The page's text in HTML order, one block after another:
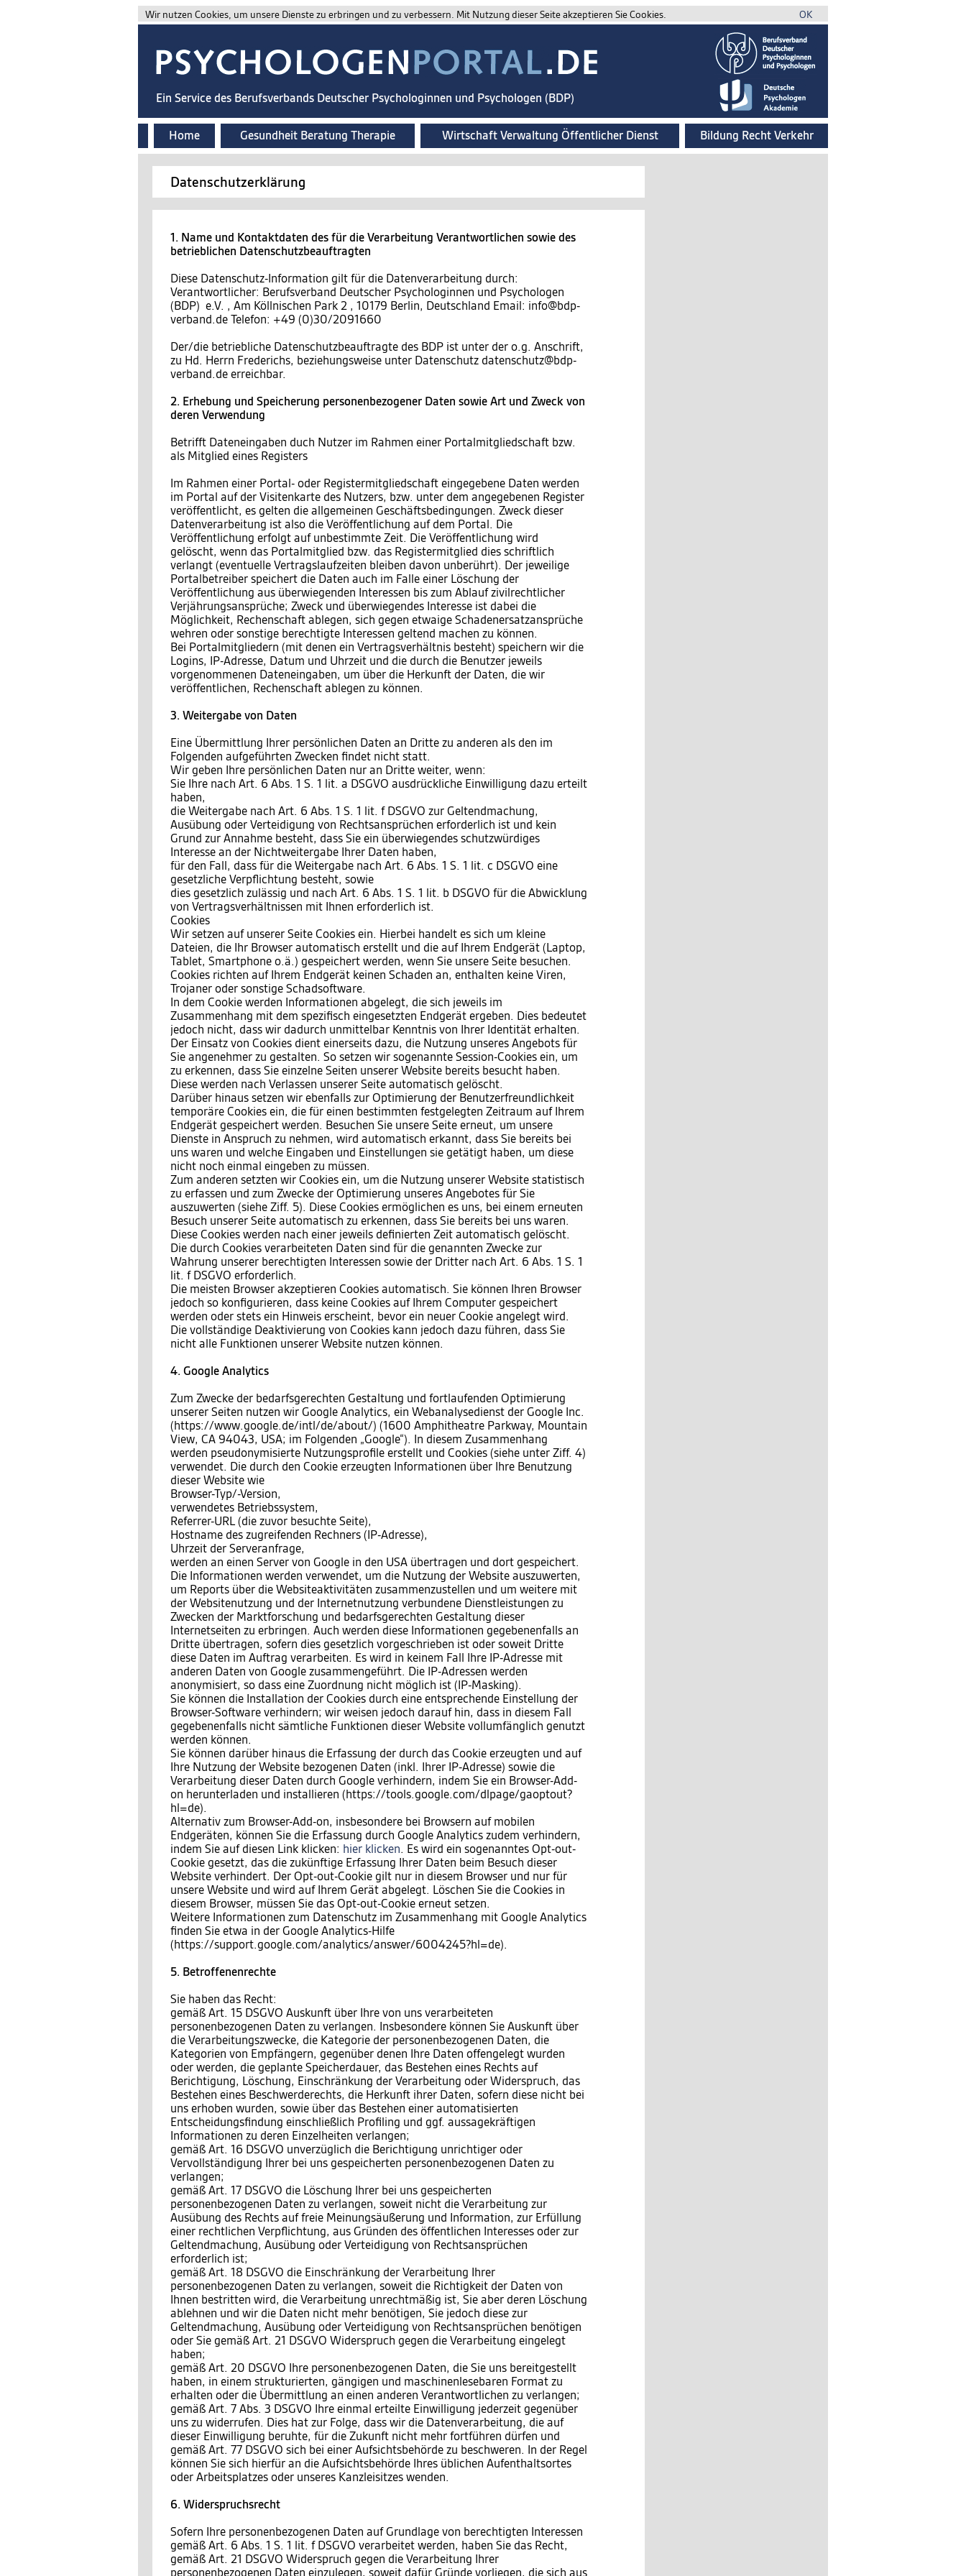
Wir nutzen Cookies, um unsere Dienste zu erbringen und zu verbessern. Mit Nutzung dieser Seite akzeptieren Sie Cookies. OK
Ein Service des Berufsverbands Deutscher Psychologinnen und Psychologen (BDP)
Home Gesundheit Beratung Therapie Wirtschaft Verwaltung Öffentlicher Dienst Bildung Recht Verkehr
Datenschutzerklärung
1. Name und Kontaktdaten des für die Verarbeitung Verantwortlichen sowie des
betrieblichen Datenschutzbeauftragten
Diese Datenschutz-Information gilt für die Datenverarbeitung durch:
Verantwortlicher: Berufsverband Deutscher Psychologinnen und Psychologen
(BDP) e.V. , Am Köllnischen Park 2 , 10179 Berlin, Deutschland Email: info@bdp-
verband.de Telefon: +49 (0)30/2091660
Der/die betriebliche Datenschutzbeauftragte des BDP ist unter der o.g. Anschrift,
zu Hd. Herrn Frederichs, beziehungsweise unter Datenschutz datenschutz@bdp-
verband.de erreichbar.
2. Erhebung und Speicherung personenbezogener Daten sowie Art und Zweck von
deren Verwendung
Betrifft Dateneingaben duch Nutzer im Rahmen einer Portalmitgliedschaft bzw.
als Mitglied eines Registers
Im Rahmen einer Portal- oder Registermitgliedschaft eingegebene Daten werden
im Portal auf der Visitenkarte des Nutzers, bzw. unter dem angegebenen Register
veröffentlicht, es gelten die allgemeinen Geschäftsbedingungen. Zweck dieser
Datenverarbeitung ist also die Veröffentlichung auf dem Portal. Die
Veröffentlichung erfolgt auf unbestimmte Zeit. Die Veröffentlichung wird
gelöscht, wenn das Portalmitglied bzw. das Registermitglied dies schriftlich
verlangt (eventuelle Vertragslaufzeiten bleiben davon unberührt). Der jeweilige
Portalbetreiber speichert die Daten auch im Falle einer Löschung der
Veröffentlichung aus überwiegenden Interessen bis zum Ablauf zivilrechtlicher
Verjährungsansprüche; Zweck und überwiegendes Interesse ist dabei die
Möglichkeit, Rechenschaft ablegen, sich gegen etwaige Schadenersatzansprüche
wehren oder sonstige berechtigte Interessen geltend machen zu können.
Bei Portalmitgliedern (mit denen ein Vertragsverhältnis besteht) speichern wir die
Logins, IP-Adresse, Datum und Uhrzeit und die durch die Benutzer jeweils
vorgenommenen Dateneingaben, um über die Herkunft der Daten, die wir
veröffentlichen, Rechenschaft ablegen zu können.
3. Weitergabe von Daten
Eine Übermittlung Ihrer persönlichen Daten an Dritte zu anderen als den im
Folgenden aufgeführten Zwecken findet nicht statt.
Wir geben Ihre persönlichen Daten nur an Dritte weiter, wenn:
Sie Ihre nach Art. 6 Abs. 1 S. 1 lit. a DSGVO ausdrückliche Einwilligung dazu erteilt
haben,
die Weitergabe nach Art. 6 Abs. 1 S. 1 lit. f DSGVO zur Geltendmachung,
Ausübung oder Verteidigung von Rechtsansprüchen erforderlich ist und kein
Grund zur Annahme besteht, dass Sie ein überwiegendes schutzwürdiges
Interesse an der Nichtweitergabe Ihrer Daten haben,
für den Fall, dass für die Weitergabe nach Art. 6 Abs. 1 S. 1 lit. c DSGVO eine
gesetzliche Verpflichtung besteht, sowie
dies gesetzlich zulässig und nach Art. 6 Abs. 1 S. 1 lit. b DSGVO für die Abwicklung
von Vertragsverhältnissen mit Ihnen erforderlich ist.
Cookies
Wir setzen auf unserer Seite Cookies ein. Hierbei handelt es sich um kleine
Dateien, die Ihr Browser automatisch erstellt und die auf Ihrem Endgerät (Laptop,
Tablet, Smartphone o.ä.) gespeichert werden, wenn Sie unsere Seite besuchen.
Cookies richten auf Ihrem Endgerät keinen Schaden an, enthalten keine Viren,
Trojaner oder sonstige Schadsoftware.
In dem Cookie werden Informationen abgelegt, die sich jeweils im
Zusammenhang mit dem spezifisch eingesetzten Endgerät ergeben. Dies bedeutet
jedoch nicht, dass wir dadurch unmittelbar Kenntnis von Ihrer Identität erhalten.
Der Einsatz von Cookies dient einerseits dazu, die Nutzung unseres Angebots für
Sie angenehmer zu gestalten. So setzen wir sogenannte Session-Cookies ein, um
zu erkennen, dass Sie einzelne Seiten unserer Website bereits besucht haben.
Diese werden nach Verlassen unserer Seite automatisch gelöscht.
Darüber hinaus setzen wir ebenfalls zur Optimierung der Benutzerfreundlichkeit
temporäre Cookies ein, die für einen bestimmten festgelegten Zeitraum auf Ihrem
Endgerät gespeichert werden. Besuchen Sie unsere Seite erneut, um unsere
Dienste in Anspruch zu nehmen, wird automatisch erkannt, dass Sie bereits bei
uns waren und welche Eingaben und Einstellungen sie getätigt haben, um diese
nicht noch einmal eingeben zu müssen.
Zum anderen setzten wir Cookies ein, um die Nutzung unserer Website statistisch
zu erfassen und zum Zwecke der Optimierung unseres Angebotes für Sie
auszuwerten (siehe Ziff. 5). Diese Cookies ermöglichen es uns, bei einem erneuten
Besuch unserer Seite automatisch zu erkennen, dass Sie bereits bei uns waren.
Diese Cookies werden nach einer jeweils definierten Zeit automatisch gelöscht.
Die durch Cookies verarbeiteten Daten sind für die genannten Zwecke zur
Wahrung unserer berechtigten Interessen sowie der Dritter nach Art. 6 Abs. 1 S. 1
lit. f DSGVO erforderlich.
Die meisten Browser akzeptieren Cookies automatisch. Sie können Ihren Browser
jedoch so konfigurieren, dass keine Cookies auf Ihrem Computer gespeichert
werden oder stets ein Hinweis erscheint, bevor ein neuer Cookie angelegt wird.
Die vollständige Deaktivierung von Cookies kann jedoch dazu führen, dass Sie
nicht alle Funktionen unserer Website nutzen können.
4. Google Analytics
Zum Zwecke der bedarfsgerechten Gestaltung und fortlaufenden Optimierung
unserer Seiten nutzen wir Google Analytics, ein Webanalysedienst der Google Inc.
(https://www.google.de/intl/de/about/) (1600 Amphitheatre Parkway, Mountain
View, CA 94043, USA; im Folgenden „Google“). In diesem Zusammenhang
werden pseudonymisierte Nutzungsprofile erstellt und Cookies (siehe unter Ziff. 4)
verwendet. Die durch den Cookie erzeugten Informationen über Ihre Benutzung
dieser Website wie
Browser-Typ/-Version,
verwendetes Betriebssystem,
Referrer-URL (die zuvor besuchte Seite),
Hostname des zugreifenden Rechners (IP-Adresse),
Uhrzeit der Serveranfrage,
werden an einen Server von Google in den USA übertragen und dort gespeichert.
Die Informationen werden verwendet, um die Nutzung der Website auszuwerten,
um Reports über die Websiteaktivitäten zusammenzustellen und um weitere mit
der Websitenutzung und der Internetnutzung verbundene Dienstleistungen zu
Zwecken der Marktforschung und bedarfsgerechten Gestaltung dieser
Internetseiten zu erbringen. Auch werden diese Informationen gegebenenfalls an
Dritte übertragen, sofern dies gesetzlich vorgeschrieben ist oder soweit Dritte
diese Daten im Auftrag verarbeiten. Es wird in keinem Fall Ihre IP-Adresse mit
anderen Daten von Google zusammengeführt. Die IP-Adressen werden
anonymisiert, so dass eine Zuordnung nicht möglich ist (IP-Masking).
Sie können die Installation der Cookies durch eine entsprechende Einstellung der
Browser-Software verhindern; wir weisen jedoch darauf hin, dass in diesem Fall
gegebenenfalls nicht sämtliche Funktionen dieser Website vollumfänglich genutzt
werden können.
Sie können darüber hinaus die Erfassung der durch das Cookie erzeugten und auf
Ihre Nutzung der Website bezogenen Daten (inkl. Ihrer IP-Adresse) sowie die
Verarbeitung dieser Daten durch Google verhindern, indem Sie ein Browser-Add-
on herunterladen und installieren (https://tools.google.com/dlpage/gaoptout?
hl=de).
Alternativ zum Browser-Add-on, insbesondere bei Browsern auf mobilen
Endgeräten, können Sie die Erfassung durch Google Analytics zudem verhindern,
indem Sie auf diesen Link klicken: hier klicken. Es wird ein sogenanntes Opt-out-
Cookie gesetzt, das die zukünftige Erfassung Ihrer Daten beim Besuch dieser
Website verhindert. Der Opt-out-Cookie gilt nur in diesem Browser und nur für
unsere Website und wird auf Ihrem Gerät abgelegt. Löschen Sie die Cookies in
diesem Browser, müssen Sie das Opt-out-Cookie erneut setzen.
Weitere Informationen zum Datenschutz im Zusammenhang mit Google Analytics
finden Sie etwa in der Google Analytics-Hilfe
(https://support.google.com/analytics/answer/6004245?hl=de).
5. Betroffenenrechte
Sie haben das Recht:
gemäß Art. 15 DSGVO Auskunft über Ihre von uns verarbeiteten
personenbezogenen Daten zu verlangen. Insbesondere können Sie Auskunft über
die Verarbeitungszwecke, die Kategorie der personenbezogenen Daten, die
Kategorien von Empfängern, gegenüber denen Ihre Daten offengelegt wurden
oder werden, die geplante Speicherdauer, das Bestehen eines Rechts auf
Berichtigung, Löschung, Einschränkung der Verarbeitung oder Widerspruch, das
Bestehen eines Beschwerderechts, die Herkunft ihrer Daten, sofern diese nicht bei
uns erhoben wurden, sowie über das Bestehen einer automatisierten
Entscheidungsfindung einschließlich Profiling und ggf. aussagekräftigen
Informationen zu deren Einzelheiten verlangen;
gemäß Art. 16 DSGVO unverzüglich die Berichtigung unrichtiger oder
Vervollständigung Ihrer bei uns gespeicherten personenbezogenen Daten zu
verlangen;
gemäß Art. 17 DSGVO die Löschung Ihrer bei uns gespeicherten
personenbezogenen Daten zu verlangen, soweit nicht die Verarbeitung zur
Ausübung des Rechts auf freie Meinungsäußerung und Information, zur Erfüllung
einer rechtlichen Verpflichtung, aus Gründen des öffentlichen Interesses oder zur
Geltendmachung, Ausübung oder Verteidigung von Rechtsansprüchen
erforderlich ist;
gemäß Art. 18 DSGVO die Einschränkung der Verarbeitung Ihrer
personenbezogenen Daten zu verlangen, soweit die Richtigkeit der Daten von
Ihnen bestritten wird, die Verarbeitung unrechtmäßig ist, Sie aber deren Löschung
ablehnen und wir die Daten nicht mehr benötigen, Sie jedoch diese zur
Geltendmachung, Ausübung oder Verteidigung von Rechtsansprüchen benötigen
oder Sie gemäß Art. 21 DSGVO Widerspruch gegen die Verarbeitung eingelegt
haben;
gemäß Art. 20 DSGVO Ihre personenbezogenen Daten, die Sie uns bereitgestellt
haben, in einem strukturierten, gängigen und maschinenlesebaren Format zu
erhalten oder die Übermittlung an einen anderen Verantwortlichen zu verlangen;
gemäß Art. 7 Abs. 3 DSGVO Ihre einmal erteilte Einwilligung jederzeit gegenüber
uns zu widerrufen. Dies hat zur Folge, dass wir die Datenverarbeitung, die auf
dieser Einwilligung beruhte, für die Zukunft nicht mehr fortführen dürfen und
gemäß Art. 77 DSGVO sich bei einer Aufsichtsbehörde zu beschweren. In der Regel
können Sie sich hierfür an die Aufsichtsbehörde Ihres üblichen Aufenthaltsortes
oder Arbeitsplatzes oder unseres Kanzleisitzes wenden.
6. Widerspruchsrecht
Sofern Ihre personenbezogenen Daten auf Grundlage von berechtigten Interessen
gemäß Art. 6 Abs. 1 S. 1 lit. f DSGVO verarbeitet werden, haben Sie das Recht,
gemäß Art. 21 DSGVO Widerspruch gegen die Verarbeitung Ihrer
personenbezogenen Daten einzulegen, soweit dafür Gründe vorliegen, die sich aus